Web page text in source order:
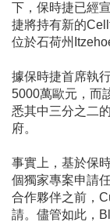
下，保時捷已經
捷將持有新的
位於石荷州
據保時捷首席執
5000萬歐元，而
悉其中三分之二
府。
事實上，基於保
個獨家專案申請
合作夥伴之前，
請。儘管如此，